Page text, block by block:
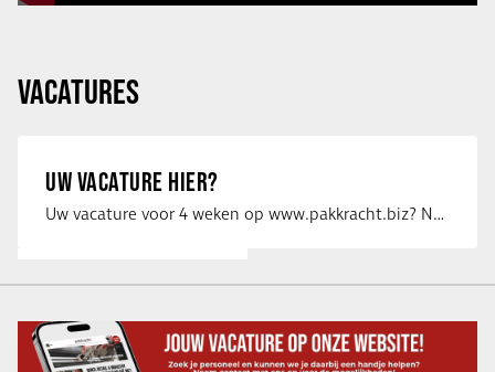
VACATURES
UW VACATURE HIER?
Uw vacature voor 4 weken op www.pakkracht.biz? Neem dan contact op met Yannick van …